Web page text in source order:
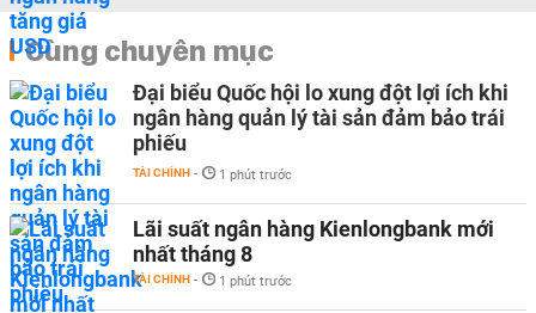
Cùng chuyên mục
Đại biểu Quốc hội lo xung đột lợi ích khi
ngân hàng quản lý tài sản đảm bảo trái
phiếu
TÀI CHÍNH - 1 phút trước
Lãi suất ngân hàng Kienlongbank mới
nhất tháng 8
TÀI CHÍNH - 1 phút trước